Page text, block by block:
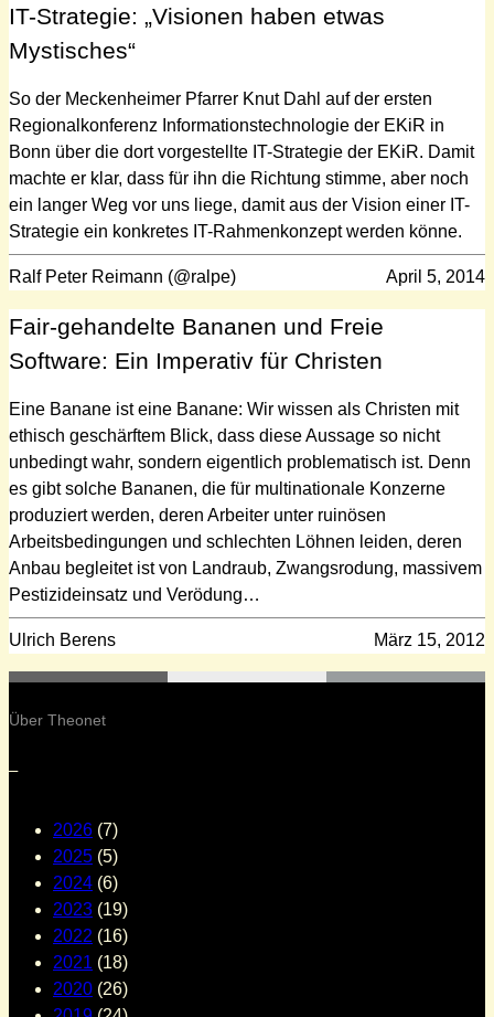
IT-Strategie: „Visionen haben etwas
Mystisches“
So der Meckenheimer Pfarrer Knut Dahl auf der ersten
Regionalkonferenz Informationstechnologie der EKiR in
Bonn über die dort vorgestellte IT-Strategie der EKiR. Damit
machte er klar, dass für ihn die Richtung stimme, aber noch
ein langer Weg vor uns liege, damit aus der Vision einer IT-
Strategie ein konkretes IT-Rahmenkonzept werden könne.
Ralf Peter Reimann (@ralpe) April 5, 2014
Fair-gehandelte Bananen und Freie
Software: Ein Imperativ für Christen
Eine Banane ist eine Banane: Wir wissen als Christen mit
ethisch geschärftem Blick, dass diese Aussage so nicht
unbedingt wahr, sondern eigentlich problematisch ist. Denn
es gibt solche Bananen, die für multinationale Konzerne
produziert werden, deren Arbeiter unter ruinösen
Arbeitsbedingungen und schlechten Löhnen leiden, deren
Anbau begleitet ist von Landraub, Zwangsrodung, massivem
Pestizideinsatz und Verödung…
Ulrich Berens März 15, 2012
Über Theonet
–
2026 (7)
2025 (5)
2024 (6)
2023 (19)
2022 (16)
2021 (18)
2020 (26)